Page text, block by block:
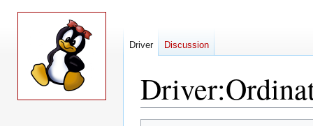
Driver:
Driver Discussion